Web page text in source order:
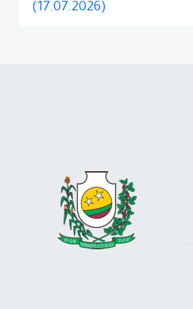
(17.07.2026)